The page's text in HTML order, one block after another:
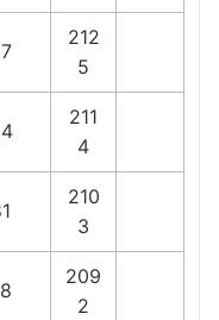
212
5
211
4
210
3
209
2